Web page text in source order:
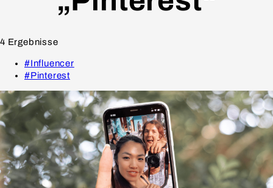
4 Ergebnisse
#Influencer
#Pinterest